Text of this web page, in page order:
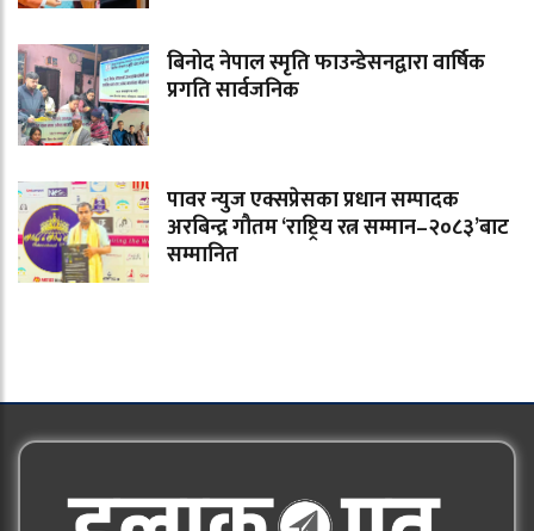
बिनोद नेपाल स्मृति फाउन्डेसनद्वारा वार्षिक
प्रगति सार्वजनिक
पावर न्युज एक्सप्रेसका प्रधान सम्पादक
अरबिन्द्र गौतम ‘राष्ट्रिय रत्न सम्मान–२०८३’बाट
सम्मानित